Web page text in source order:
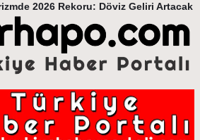
2026 Rekoru: Döviz Geliri Artacak